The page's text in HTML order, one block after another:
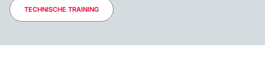
TECHNISCHE TRAINING